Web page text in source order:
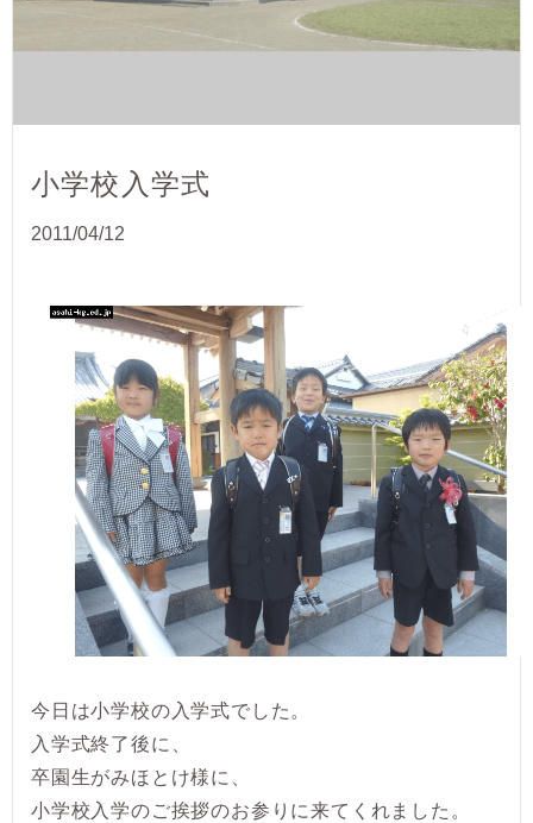
小学校入学式
2011/04/12
今日は小学校の入学式でした。
入学式終了後に、
卒園生がみほとけ様に、
小学校入学のご挨拶のお参りに来てくれました。